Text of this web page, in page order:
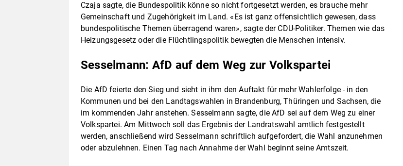
Czaja sagte, die Bundespolitik könne so nicht fortgesetzt werden, es brauche mehr
Gemeinschaft und Zugehörigkeit im Land. «Es ist ganz offensichtlich gewesen, dass
bundespolitische Themen überragend waren», sagte der CDU-Politiker. Themen wie das
Heizungsgesetz oder die Flüchtlingspolitik bewegten die Menschen intensiv.
Sesselmann: AfD auf dem Weg zur Volkspartei
Die AfD feierte den Sieg und sieht in ihm den Auftakt für mehr Wahlerfolge - in den
Kommunen und bei den Landtagswahlen in Brandenburg, Thüringen und Sachsen, die
im kommenden Jahr anstehen. Sesselmann sagte, die AfD sei auf dem Weg zu einer
Volkspartei. Am Mittwoch soll das Ergebnis der Landratswahl amtlich festgestellt
werden, anschließend wird Sesselmann schriftlich aufgefordert, die Wahl anzunehmen
oder abzulehnen. Einen Tag nach Annahme der Wahl beginnt seine Amtszeit.